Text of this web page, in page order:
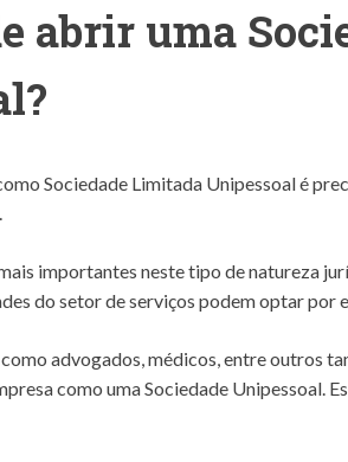
abrir uma
Sociedade Limitada Unipessoal é
importantes neste tipo de natureza
do setor de serviços podem optar por
advogados, médicos, entre outros
como uma Sociedade Unipessoal.